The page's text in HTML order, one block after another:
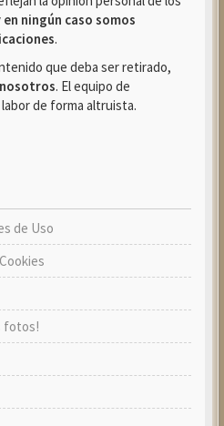
en ningún caso somos
.
que deba ser retirado,
. El equipo de
de forma altruista.
de Uso
fotos!